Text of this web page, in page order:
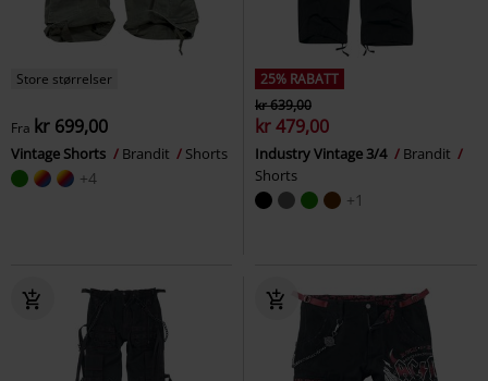
Store størrelser
Fra kr 699,00
Vintage Shorts Brandit Shorts
+4
25% RABATT
kr 639,00
kr 479,00
Industry Vintage 3/4
Brandit
Shorts
+1